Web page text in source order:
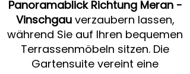
Panoramablick Richtung Meran -
Vinschgauverzaubern lassen,
während Sie auf Ihren bequemen
Terrassenmöbeln sitzen. Die
Gartensuite vereint eine